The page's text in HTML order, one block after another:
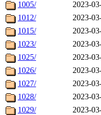
1005/
2023-
1012/
2023-
1015/
2023-
1023/
2023-
1025/
2023-
1026/
2023-
1027/
2023-
1028/
2023-
1029/
2023-